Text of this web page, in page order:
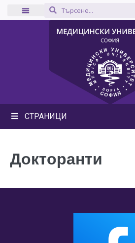
СТРАНИЦИ
Докторанти